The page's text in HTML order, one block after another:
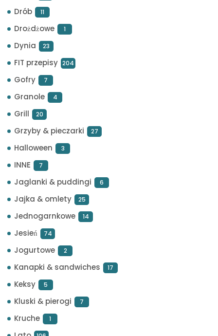
Drób 11
Drożdżowe 1
Dynia 23
FIT przepisy 204
Gofry 7
Granole 4
Grill 20
Grzyby & pieczarki 27
Halloween 3
INNE 7
Jaglanki & puddingi 6
Jajka & omlety 25
Jednogarnkowe 14
Jesień 74
Jogurtowe 2
Kanapki & sandwiches 17
Keksy 5
Kluski & pierogi 7
Kruche 1